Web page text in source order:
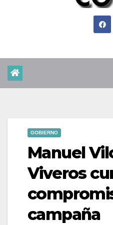
GOBIERNO
Manuel
Viveros
campaña